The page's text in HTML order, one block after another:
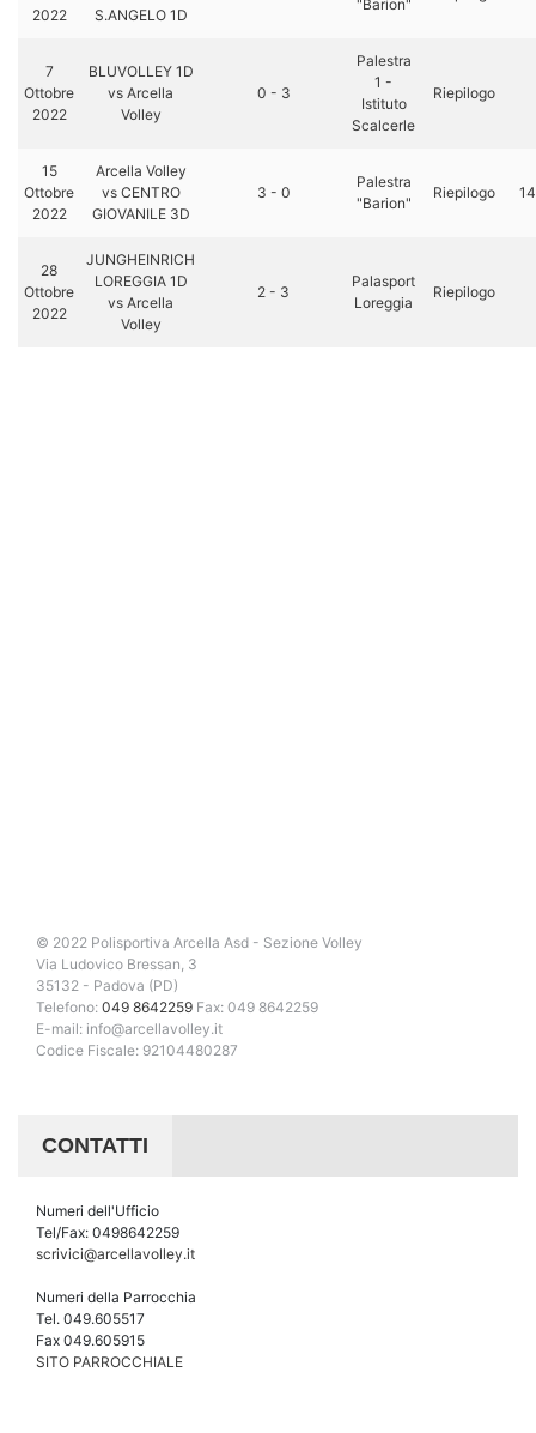
2022
S.ANGELO 1D
"Barion"
7
Ottobre
2022
BLUVOLLEY 1D
vs Arcella
Volley
0 - 3
Palestra
1 -
Istituto
Scalcerle
Riepilogo
15
Ottobre
2022
Arcella Volley
vs CENTRO
GIOVANILE 3D
3 - 0
Palestra
"Barion"
Riepilogo
28
Ottobre
2022
JUNGHEINRICH
LOREGGIA 1D
vs Arcella
Volley
2 - 3
Palasport
Loreggia
Riepilogo
© 2022 Polisportiva Arcella Asd - Sezione Volley
Via Ludovico Bressan, 3
35132 - Padova (PD)
Telefono: 049 8642259 Fax: 049 8642259
E-mail: info@arcellavolley.it
Codice Fiscale: 92104480287
CONTATTI
Numeri dell'Ufficio
Tel/Fax: 0498642259
scrivici@arcellavolley.it
Numeri della Parrocchia
Tel. 049.605517
Fax 049.605915
SITO PARROCCHIALE